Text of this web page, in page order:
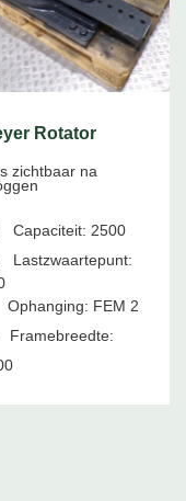
Rotator
zichtbaar na
Capaciteit: 2500
Lastzwaartepunt:
Ophanging: FEM 2
Framebreedte: